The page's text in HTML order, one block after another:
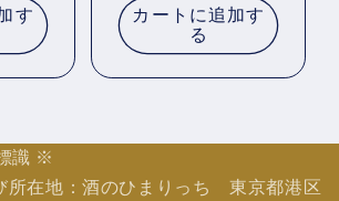
す
格カートに追加す
る
識 ※
所在地：酒のひまりっち 東京都港区